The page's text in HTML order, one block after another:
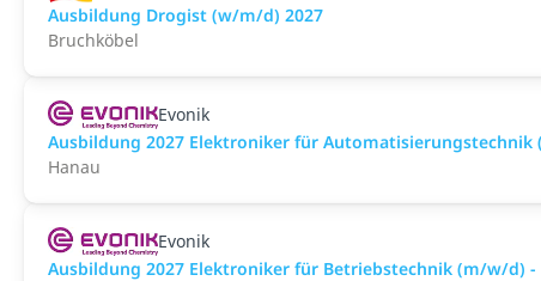
Ausbildung Drogist (w/m/d) 2027
Bruchköbel
Evonik
Ausbildung 2027 Elektroniker für Automatisierungstechnik
Hanau
Evonik
Ausbildung 2027 Elektroniker für Betriebstechnik (m/w/d) -